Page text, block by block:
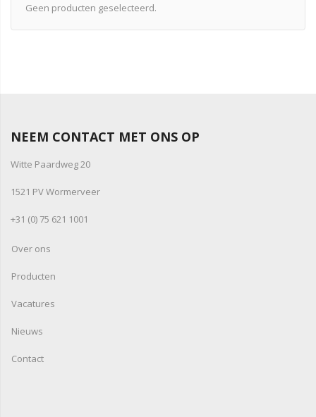
Geen producten geselecteerd.
NEEM CONTACT MET ONS OP
Witte Paardweg 20
1521 PV Wormerveer
+31 (0) 75 621 1001
Over ons
Producten
Vacatures
Nieuws
Contact